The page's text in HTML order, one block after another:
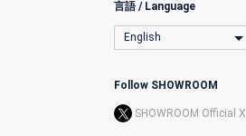
言語 / Language
English
Follow SHOWROOM
SHOWROOM Official X